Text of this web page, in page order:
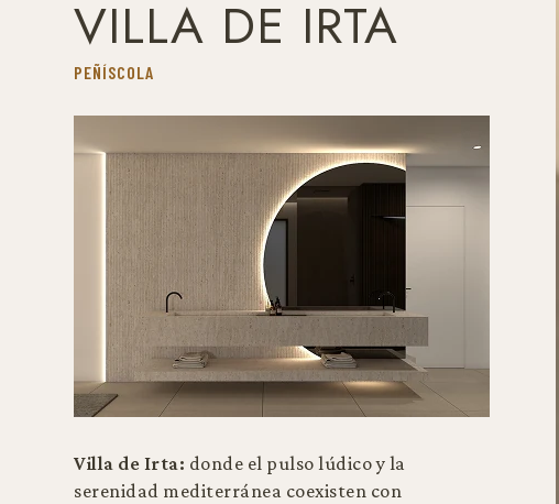
VILLA DE IRTA
PEÑÍSCOLA
Villa de Irta: donde el pulso lúdico y la
serenidad mediterránea coexisten con